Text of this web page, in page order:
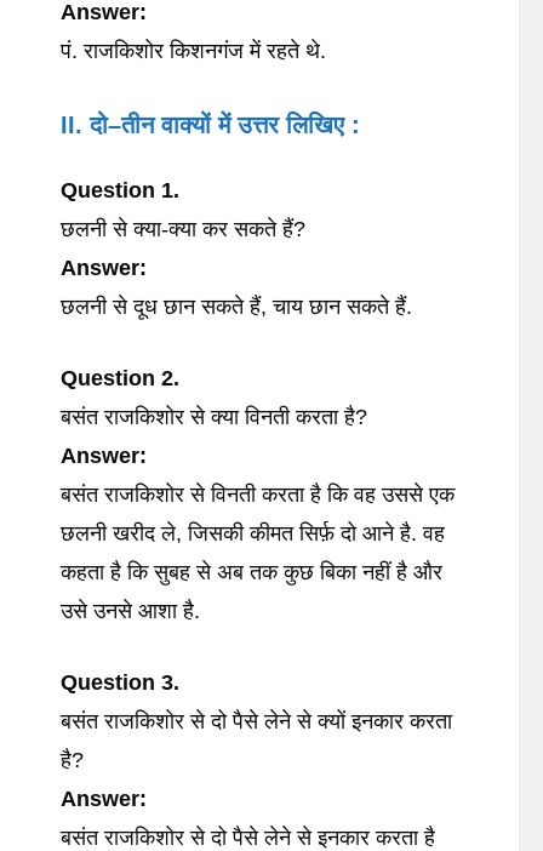
Answer:
पं. राजकिशोर किशनगंज में रहते थे.
II. दो–तीन वाक्यों में उत्तर लिखिए:
Question 1.
छलनी से क्या-क्या कर सकते हैं?
Answer:
छलनी से दूध छान सकते हैं, चाय छान सकते हैं.
Question 2.
बसंत राजकिशोर से क्या विनती करता है?
Answer:
बसंत राजकिशोर से विनती करता है कि वह उससे एक
छलनी खरीद ले, जिसकी कीमत सिर्फ़ दो आने है. वह
कहता है कि सुबह से अब तक कुछ बिका नहीं है और
उसे उनसे आशा है.
Question 3.
बसंत राजकिशोर से दो पैसे लेने से क्यों इनकार करता
है?
Answer:
बसंत राजकिशोर से दो पैसे लेने से इनकार करता है